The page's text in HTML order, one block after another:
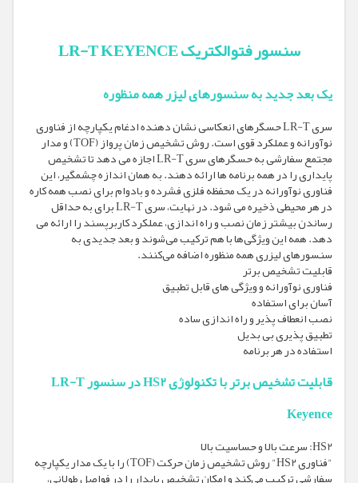
سنسور فتوالکتریک LR-T KEYENCE
یک بعد جدید به سنسورهای لیزر همه منظوره
سری LR-T حسگرهای انعکاسی نشان دهنده ادغام یکپارچه از فناوری
نوآورانه و عملکرد قوی است. روش تشخیص زمان پرواز (TOF) و مدار
مجتمع سفارشی به حسگرهای سری LR-T اجازه می دهد تا تشخیص
پایداری را در همه برنامه ها ارائه دهند. به همان اندازه چشمگیر، این
فناوری نوآورانه در یک محفظه فلزی فشرده و بادوام برای نصب همه کاره
در هر محیطی ذخیره می شود. در نهایت، سری LR-T برای به حداقل
رساندن بیشتر زمان نصب و راه اندازی، عملکرد کاربرپسند را ارائه می
دهد. همه این ویژگی‌ها با هم ترکیب می‌شوند و بعد جدیدی به
سنسورهای لیزری همه منظوره اضافه می‌کنند.
قابلیت تشخیص برتر
فناوری نوآورانه و ویژگی های قابل تطبیق
آسان برای استفاده
نصب انعطاف پذیر و راه اندازی ساده
تطبیق پذیری بی بدیل
استفاده در هر برنامه
قابلیت تشخیص برتر با تکنولوژی HS2 در سنسور LR-T
Keyence
HS2: سرعت بالا و حساسیت بالا
"فناوری HS2" روش تشخیص زمان حرکت (TOF) را با یک مدار یکپارچه
سفارشی ترکیب می‌کند و امکان تشخیص پایدار را در فواصل طولانی،